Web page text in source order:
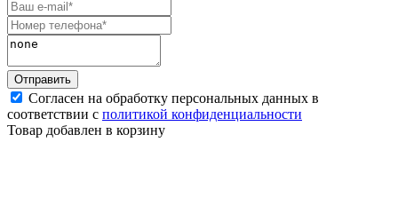
Согласен на обработку персональных данных в
соответствии с политикой конфиденциальности
Товар добавлен в корзину